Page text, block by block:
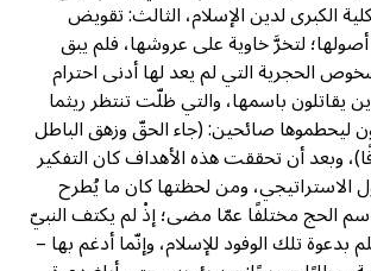
الكبرى لدين الإسلام، الثالث: تقويض
أصولها؛ لتخرَّ خاوية على عروشها، فلم يبق
الحجرية التي لم يعد لها أدنى احترام
باسمها، والتي ظلّت تنتظر ريثما
ليحطموها صائحين: (جاء الحقّ وزهق الباطل
وبعد أن تحققت هذه الأهداف كان التفكير
الاستراتيجي، ومن لحظتها كان ما يُطرح
الحج مختلفًا عمّا مضى؛ إذْ لم يكتف النبيّ
تلك الوفود للإسلام، وإنّما أدغم بها –